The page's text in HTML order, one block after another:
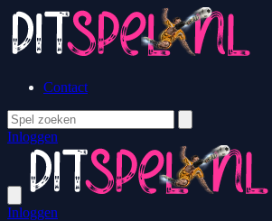
Contact
Inloggen
Inloggen